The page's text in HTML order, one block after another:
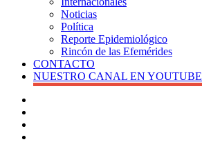
Noticias
Política
Reporte Epidemiológico
Rincón de las Efemérides
CONTACTO
NUESTRO CANAL EN YOUTUBE